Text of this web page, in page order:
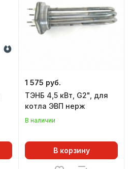
1 575 руб.
ТЭНБ 4,5 кВт, G2", для
котла ЭВП нерж
В наличии
В корзину